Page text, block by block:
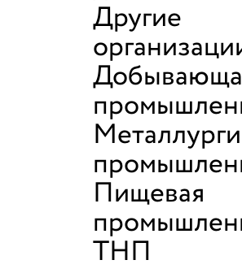
Другие
Пищевая
ТНП